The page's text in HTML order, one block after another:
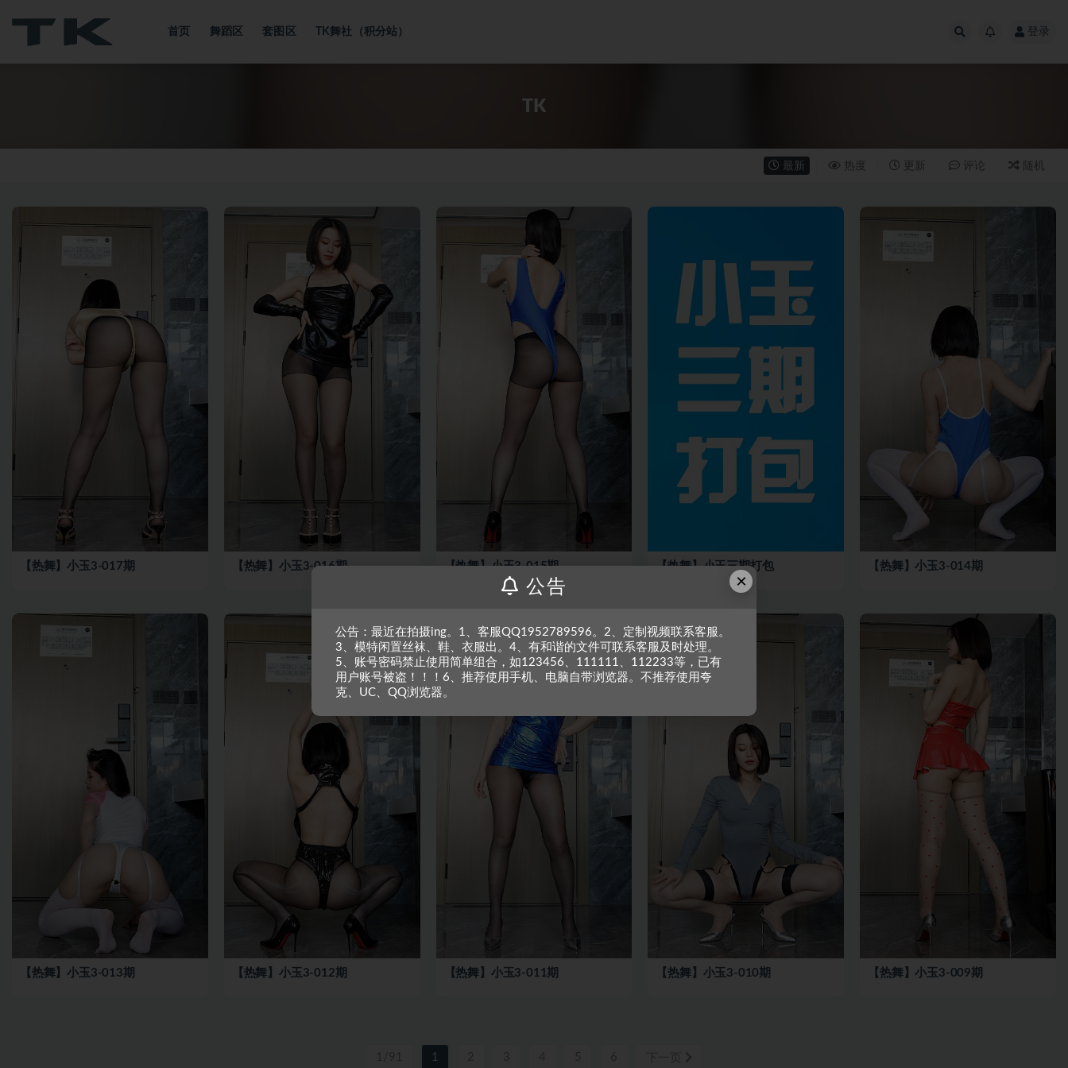
首页 舞蹈区 套图区 TK舞社（积分站） 登录
TK
最新 热度 更新 评论 随机
【热舞】小玉3-017期 【热舞】小玉3-016期 【热舞】小玉3-015期 【热舞】小玉三期打包 【热舞】小玉3-014期
【热舞】小玉3-013期 【热舞】小玉3-012期 【热舞】小玉3-011期 【热舞】小玉3-010期 【热舞】小玉3-009期
1
×
公告
公告：最近在拍摄ing。1、客服QQ1952789596。2、定制视频联系客服。
3、模特闲置丝袜、鞋、衣服出。4、有和谐的文件可联系客服及时处理。
5、账号密码禁止使用简单组合，如123456、111111、112233等，已有
用户账号被盗！！！6、推荐使用手机、电脑自带浏览器。不推荐使用夸
克、UC、QQ浏览器。